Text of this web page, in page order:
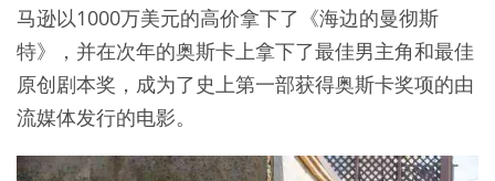
马逊以1000万美元的高价拿下了《海边的曼彻斯
特》，并在次年的奥斯卡上拿下了最佳男主角和最佳
原创剧本奖，成为了史上第一部获得奥斯卡奖项的由
流媒体发行的电影。